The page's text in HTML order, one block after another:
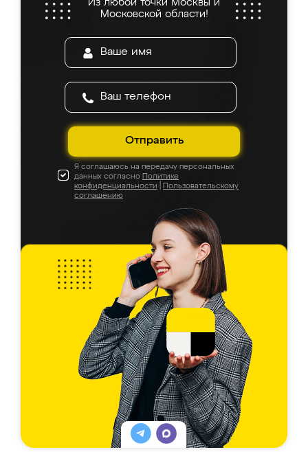
Из любой точки Москвы и
Московской области!
Отправить
Я соглашаюсь на передачу персональных
данных согласно Политике
конфиденциальности
Пользовательскому
соглашению